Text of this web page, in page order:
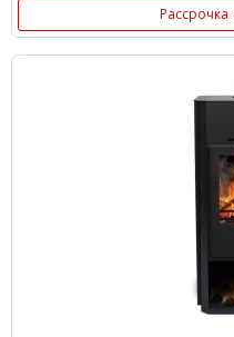
Рассрочка